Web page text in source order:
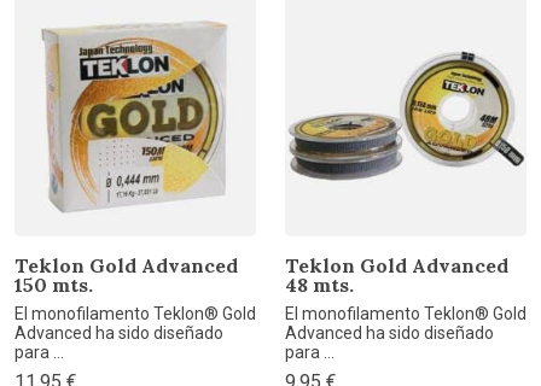
Teklon Gold Advanced
150 mts.
El monofilamento Teklon® Gold
Advanced ha sido diseñado
para ...
Teklon Gold Advanced
48 mts.
El monofilamento Teklon® Gold
Advanced ha sido diseñado
para ...